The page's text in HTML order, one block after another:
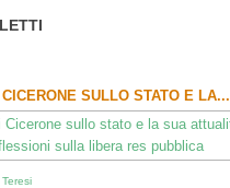
SULLO STATO E LA...